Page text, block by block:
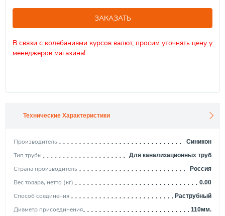
ЗАКАЗАТЬ
В связи с колебаниями курсов валют, просим уточнять цену у
менеджеров магазина!
Технические Характеристики
Производитель Синикон
Тип трубы Для канализационных труб
Страна производитель Россия
Вес товара, нетто (кг) 0.00
Способ соединения Раструбный
Диаметр присоединения 110мм.